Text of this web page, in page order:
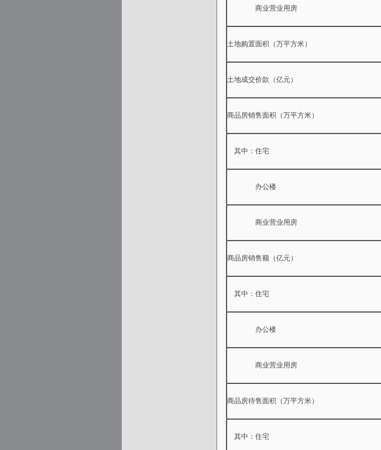
商业营业用房
土地购置面积（万平方米）
土地成交价款（亿元）
商品房销售面积（万平方米）
其中：住宅
办公楼
商业营业用房
商品房销售额（亿元）
其中：住宅
办公楼
商业营业用房
商品房待售面积（万平方米）
其中：住宅